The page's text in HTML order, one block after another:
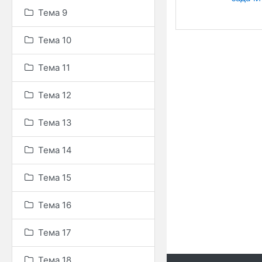
Тема 9
Тема 10
Тема 11
Тема 12
Тема 13
Тема 14
Тема 15
Тема 16
Тема 17